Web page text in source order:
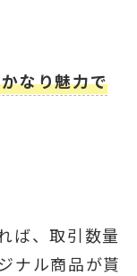
なり魅力で
ば、取引数量
ナル商品が貰